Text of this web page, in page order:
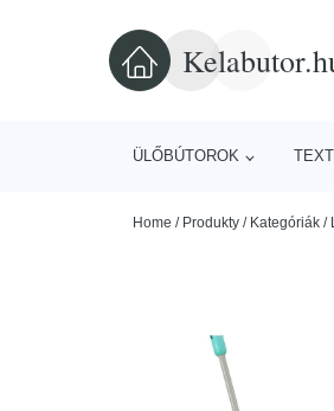
ÜLŐBÚTOROK
Home / Produkty / Kategóriák /